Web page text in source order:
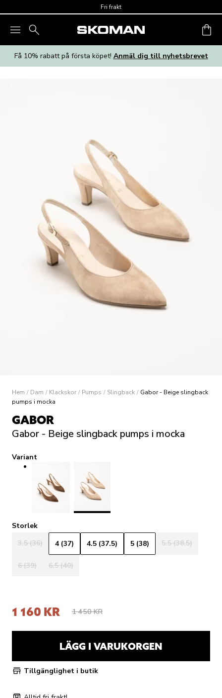
Fri frakt
Få 10% rabatt på första köpet! Anmäl dig till nyhetsbrevet
Hem / Dam / Klackskor / Pumps / Slingback / Gabor - Beige slingback
pumps i mocka
GABOR
Gabor - Beige slingback pumps i mocka
Variant
Storlek
3.5 (36)
4 (37) 4.5 (37.5) 5 (38) 5.5 (38.5)
6 (39) 6.5 (40)
1 160 KR 1 450 KR
LÄGG I VARUKORGEN
Tillgänglighet i butik